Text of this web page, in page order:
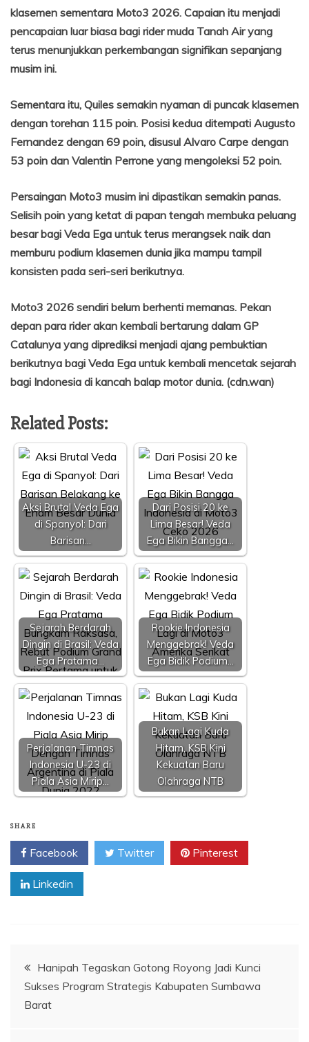
klasemen sementara Moto3 2026. Capaian itu menjadi
pencapaian luar biasa bagi rider muda Tanah Air yang
terus menunjukkan perkembangan signifikan sepanjang
musim ini.
Sementara itu, Quiles semakin nyaman di puncak klasemen
dengan torehan 115 poin. Posisi kedua ditempati Augusto
Fernandez dengan 69 poin, disusul Alvaro Carpe dengan
53 poin dan Valentin Perrone yang mengoleksi 52 poin.
Persaingan Moto3 musim ini dipastikan semakin panas.
Selisih poin yang ketat di papan tengah membuka peluang
besar bagi Veda Ega untuk terus merangsek naik dan
memburu podium klasemen dunia jika mampu tampil
konsisten pada seri-seri berikutnya.
Moto3 2026 sendiri belum berhenti memanas. Pekan
depan para rider akan kembali bertarung dalam GP
Catalunya yang diprediksi menjadi ajang pembuktian
berikutnya bagi Veda Ega untuk kembali mencetak sejarah
bagi Indonesia di kancah balap motor dunia. (cdn.wan)
Related Posts:
Aksi Brutal Veda Ega
di Spanyol: Dari
Barisan…
Dari Posisi 20 ke
Lima Besar! Veda
Ega Bikin Bangga…
Sejarah Berdarah
Dingin di Brasil: Veda
Ega Pratama…
Rookie Indonesia
Menggebrak! Veda
Ega Bidik Podium…
Perjalanan Timnas
Indonesia U-23 di
Piala Asia Mirip…
Bukan Lagi Kuda
Hitam, KSB Kini
Kekuatan Baru
Olahraga NTB
SHARE
Facebook Twitter Pinterest
Linkedin
Navigasi
pos
Hanipah Tegaskan Gotong Royong Jadi Kunci
Sukses Program Strategis Kabupaten Sumbawa
Barat